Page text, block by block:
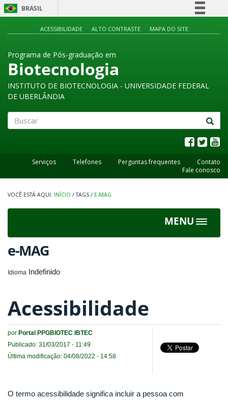
BRASIL
Legislação
ACESSIBILIDADE ALTO CONTRASTE MAPA DO SITE
Programa de Pós-graduação em
Biotecnologia
INSTITUTO DE BIOTECNOLOGIA - UNIVERSIDADE FEDERAL
DE UBERLÂNDIA
Serviços Telefones Perguntas frequentes
Contato
Fale conosco
INÍCIO / TAGS / E-MAG
MENU
Toggle
e-MAG
Idioma Indefinido
Acessibilidade
por Portal PPGBIOTEC IBTEC
Publicado: 31/03/2017 - 11:49
Última modificação: 04/08/2022 - 14:58
O termo acessibilidade significa incluir a pessoa com